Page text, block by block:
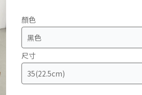
顏色
尺寸